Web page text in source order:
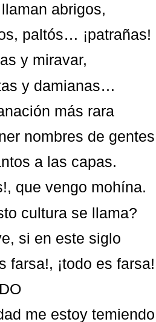
llaman abrigos,
paltós… ¡patrañas!
y miravar,
y damianas…
más rara
nombres de gentes
a las capas.
que vengo mohína.
cultura se llama?
si en este siglo
farsa!, ¡todo es farsa!
me estoy temiendo